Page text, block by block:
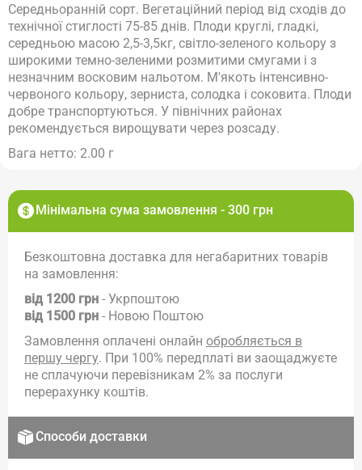
Мінімальна сума замовлення - 300 грн
Безкоштовна доставка для негабаритних товарів
на замовлення:
від 1200 грн - Укрпоштою
від 1500 грн - Новою Поштою
Замовлення оплачені онлайн обробляється в
першу чергу. При 100% передплаті ви заощаджуєте
не сплачуючи перевізникам 2% за послуги
перерахунку коштів.
Способи доставки
Середньоранній сорт. Вегетаційний період від сходів до
технічної стиглості 75-85 днів. Плоди круглі, гладкі,
середньою масою 2,5-3,5кг, світло-зеленого кольору з
широкими темно-зеленими розмитими смугами і з
незначним восковим нальотом. М'якоть інтенсивно-
червоного кольору, зерниста, солодка і соковита. Плоди
добре транспортуються. У північних районах
рекомендується вирощувати через розсаду.
Вага нетто: 2.00 г